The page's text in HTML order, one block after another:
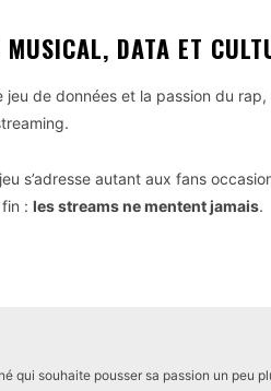
DATA ET
de données et la passion du rap,
s’adresse autant aux fans
: les streams ne mentent jamais.
qui souhaite pousser sa passion un peu